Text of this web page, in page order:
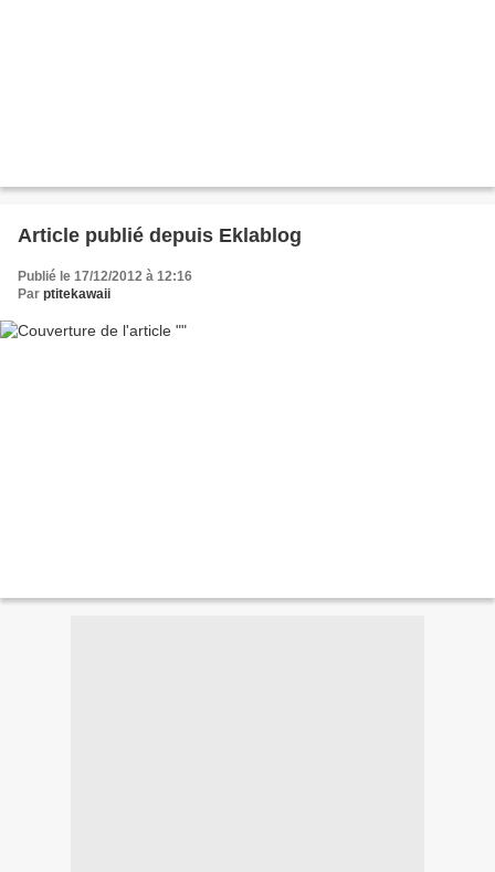
Article publié depuis Eklablog
Publié le 17/12/2012 à 12:16
Par ptitekawaii